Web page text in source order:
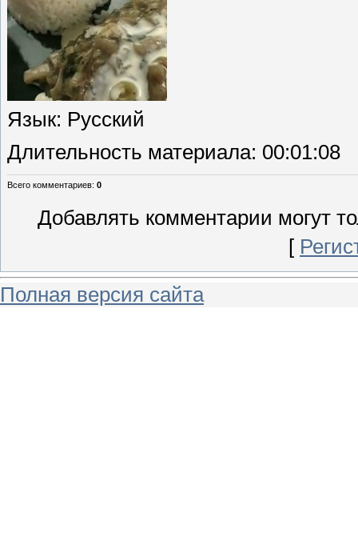
Язык: Русский
Длительность материала: 00:01:08
Всего комментариев: 0
Добавлять комментарии могут
[
Полная версия сайта